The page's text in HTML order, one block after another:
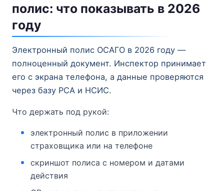
полис: что показывать в 2026
году
Электронный полис ОСАГО в 2026 году —
полноценный документ. Инспектор принимает
его с экрана телефона, а данные проверяются
через базу РСА и НСИС.
Что держать под рукой:
электронный полис в приложении
страховщика или на телефоне
скриншот полиса с номером и датами
действия